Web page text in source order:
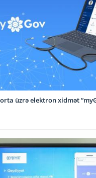
üzrə elektron xidmət